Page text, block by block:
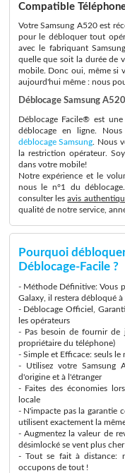
Compatible
Votre Samsung A520 est
pour le débloquer tout
avec le fabriquant
quelle que soit la durée de
mobile. Donc oui, même si
aujourd'hui même : nous
Déblocage Samsung
Déblocage Facile® est
déblocage en ligne.
déblocage Samsung . Nous
la restriction opérateur.
dans votre mobile!
Notre expérience et le
nous le n°1 du
consulter lesavis
qualité de notre service,
Pourquoi
Déblocage-Facile ?
- Méthode Définitive: Vous
Galaxy, il restera débloqué à
- Déblocage Officiel,
les opérateurs
- Pas besoin de fournir de
propriétaire du téléphone)
- Simple et Efficace: seuls le
- Utilisez votre Samsung
d'origine et à l'étranger
- Faites des économies
locale
- N'impacte pas la garantie
utilisent exactement la
- Augmentez la valeur de
désimlocké se vent plus
- Tout se fait à distance:
occupons de tout !